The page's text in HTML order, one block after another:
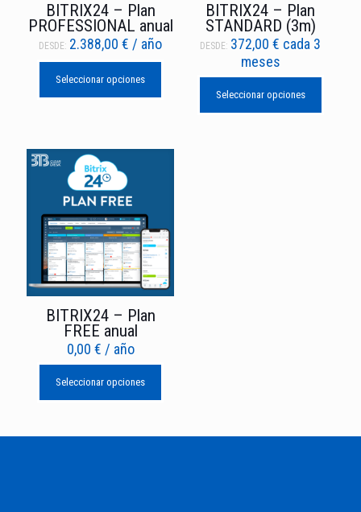
BITRIX24 – Plan
PROFESSIONAL anual
DESDE: 2.388,00€ / año
Seleccionar opciones
BITRIX24 – Plan
STANDARD (3m)
DESDE: 372,00€ cada 3
meses
Seleccionar opciones
BITRIX24 – Plan
FREE anual
0,00 € / año
Seleccionar opciones